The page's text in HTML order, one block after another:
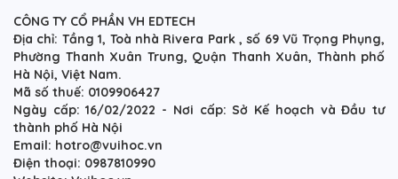
CÔNG TY CỔ PHẦN VH EDTECH
Địa chỉ: Tầng 1, Toà nhà Rivera Park , số 69 Vũ Trọng Phụng,
Phường Thanh Xuân Trung, Quận Thanh Xuân, Thành phố
Hà Nội, Việt Nam.
Mã số thuế: 0109906427
Ngày cấp: 16/02/2022 - Nơi cấp: Sở Kế hoạch và Đầu tư
thành phố Hà Nội
Email: hotro@vuihoc.vn
Điện thoại: 0987810990